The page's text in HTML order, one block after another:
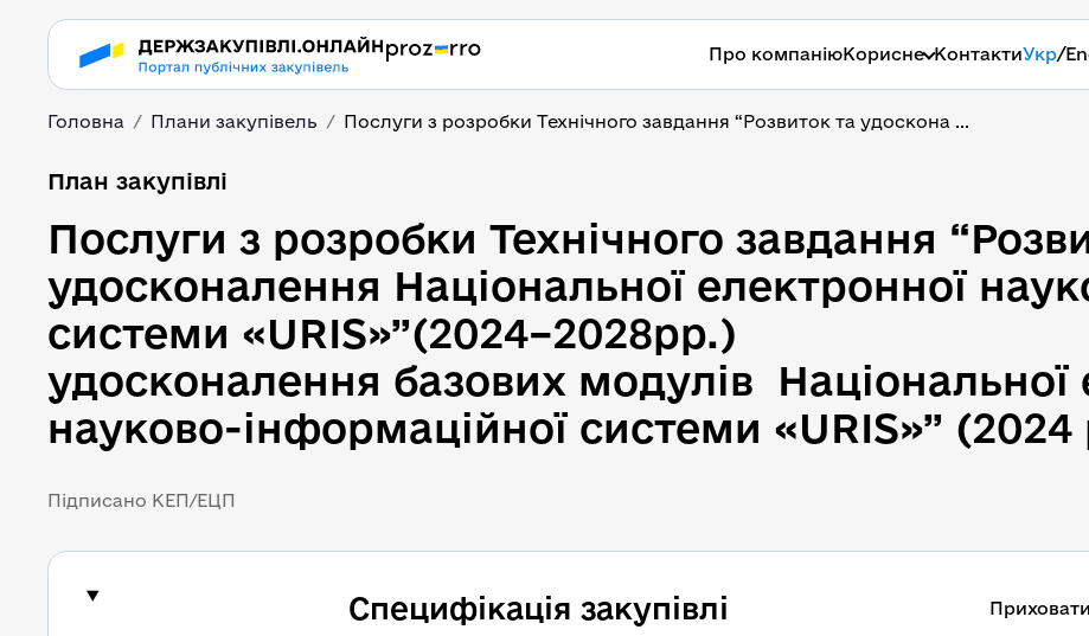
Про компаніюКорисне КонтактиУкр/
Головна Плани закупівель Послуги з розробки Технічного завдання “Розвиток та удоскона ...
План закупівлі
Послуги з розробки Технічного завдання
удосконалення Національної електронної
системи «URIS»”(2024–2028рр.)
удосконалення базових модулів  Національної
науково-інформаційної системи «URIS»” (2024
Підписано КЕП/ЕЦП
Специфікація закупівлі Приховати